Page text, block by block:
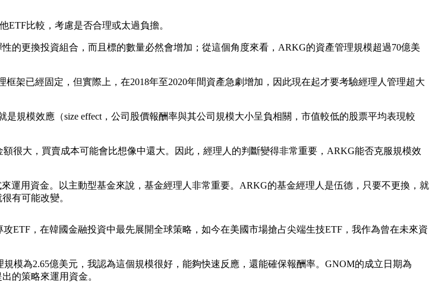
比較，考慮是否合理或太過負擔。
的更換投資組合，而且標的數量必然會增加；從這個角度來看，ARKG的資產管理規模超過70億美
架已經固定，但實際上，在2018年至2020年間資產急劇增加，因此現在起才要考驗經理人管理超大
規模效應（size effect，公司股價報酬率與其公司規模大小呈負相關，市值較低的股票平均表現較
很大，買賣成本可能會比想像中還大。因此，經理人的判斷變得非常重要，ARKG能否克服規模效
運用資金。以主動型基金來說，基金經理人非常重要。ARKG的基金經理人是伍德，只要不更換，就
有可能改變。
ETF，在韓國金融投資中最先展開全球策略，如今在美國市場搶占尖端生技ETF，我作為曾在未來資
模為2.65億美元，我認為這個規模很好，能夠快速反應，還能確保報酬率。GNOM的成立日期為
的策略來運用資金。